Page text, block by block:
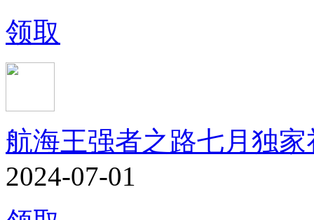
领取
航海王强者之路七月独家
2024-07-01